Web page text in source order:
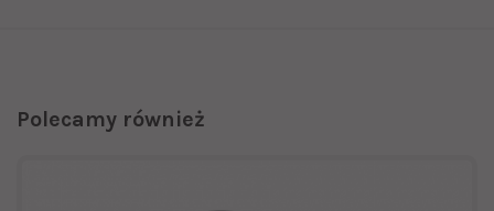
Polecamy również